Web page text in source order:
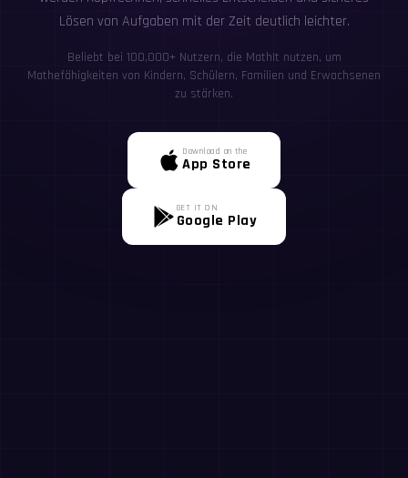
Lösen von Aufgaben mit der Zeit deutlich leichter.
Beliebt bei 100,000+ Nutzern, die MathIt nutzen, um
Mathefähigkeiten von Kindern, Schülern, Familien und Erwachsenen
zu stärken.
Download on the
App Store
GET IT ON
Google Play